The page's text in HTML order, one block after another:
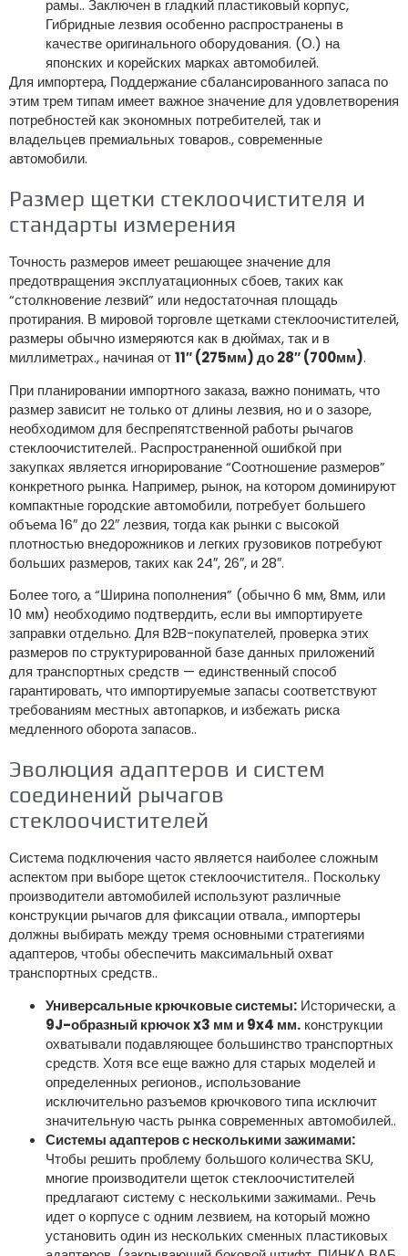
рамы.. Заключен в гладкий пластиковый корпус,
Гибридные лезвия особенно распространены в
качестве оригинального оборудования. (О.) на
японских и корейских марках автомобилей.
Для импортера, Поддержание сбалансированного запаса по
этим трем типам имеет важное значение для удовлетворения
потребностей как экономных потребителей, так и
владельцев премиальных товаров., современные
автомобили.
Размер щетки стеклоочистителя и
стандарты измерения
Точность размеров имеет решающее значение для
предотвращения эксплуатационных сбоев, таких как
“столкновение лезвий” или недостаточная площадь
протирания. В мировой торговле щетками стеклоочистителей,
размеры обычно измеряются как в дюймах, так и в
миллиметрах., начиная от11″ (275мм) до 28″ (700мм).
При планировании импортного заказа, важно понимать, что
размер зависит не только от длины лезвия, но и о зазоре,
необходимом для беспрепятственной работы рычагов
стеклоочистителей.. Распространенной ошибкой при
закупках является игнорирование “Соотношение размеров”
конкретного рынка. Например, рынок, на котором доминируют
компактные городские автомобили, потребует большего
объема 16″ до 22″ лезвия, тогда как рынки с высокой
плотностью внедорожников и легких грузовиков потребуют
больших размеров, таких как 24″, 26″, и 28″.
Более того, а “Ширина пополнения” (обычно 6 мм, 8мм, или
10 мм) необходимо подтвердить, если вы импортируете
заправки отдельно. Для B2B-покупателей, проверка этих
размеров по структурированной базе данных приложений
для транспортных средств — единственный способ
гарантировать, что импортируемые запасы соответствуют
требованиям местных автопарков, и избежать риска
медленного оборота запасов..
Эволюция адаптеров и систем
соединений рычагов
стеклоочистителей
Система подключения часто является наиболее сложным
аспектом при выборе щеток стеклоочистителя.. Поскольку
производители автомобилей используют различные
конструкции рычагов для фиксации отвала., импортеры
должны выбирать между тремя основными стратегиями
адаптеров, чтобы обеспечить максимальный охват
транспортных средств..
Универсальные крючковые системы: Исторически, а
9J-образный крючок x3 мм и 9x4 мм. конструкции
охватывали подавляющее большинство транспортных
средств. Хотя все еще важно для старых моделей и
определенных регионов., использование
исключительно разъемов крючкового типа исключит
значительную часть рынка современных автомобилей..
Системы адаптеров с несколькими зажимами:
Чтобы решить проблему большого количества SKU,
многие производители щеток стеклоочистителей
предлагают систему с несколькими зажимами.. Речь
идет о корпусе с одним лезвием, на который можно
установить один из нескольких сменных пластиковых